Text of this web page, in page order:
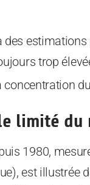
trop
limité du
1980,
est illustrée